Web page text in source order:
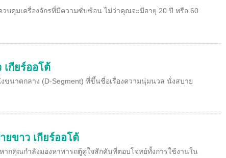
บคุมเครื่องจักรที่มีความซับซ้อน ไม่ว่าคุณจะมีอายุ 20 ปี หรือ 60
กียร์ออโต้
ขนาดกลาง (D-Segment) ที่ขึ้นชื่อเรื่องความนุ่มนวล นั่งสบาย
ยขาว เกียร์ออโต้
ากคุณกำลังมองหาพารถตู้คู่ใจสักคันที่ตอบโจทย์ทั้งการใช้งานใน